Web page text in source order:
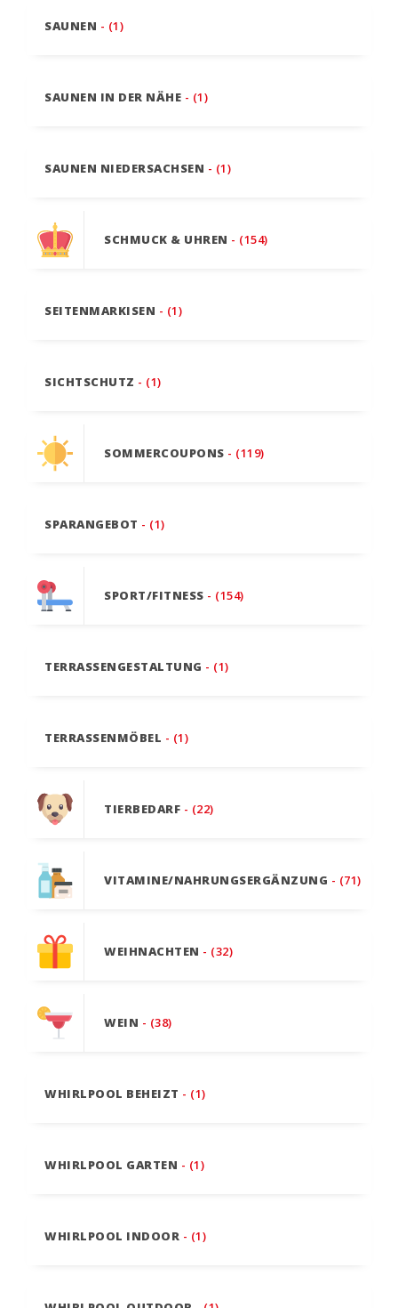
SAUNEN - (1)
SAUNEN IN DER NÄHE - (1)
SAUNEN NIEDERSACHSEN - (1)
SCHMUCK & UHREN - (154)
SEITENMARKISEN - (1)
SICHTSCHUTZ - (1)
SOMMERCOUPONS - (119)
SPARANGEBOT - (1)
SPORT/FITNESS - (154)
TERRASSENGESTALTUNG - (1)
TERRASSENMÖBEL - (1)
TIERBEDARF - (22)
VITAMINE/NAHRUNGSERGÄNZUNG - (71)
WEIHNACHTEN - (32)
WEIN - (38)
WHIRLPOOL BEHEIZT - (1)
WHIRLPOOL GARTEN - (1)
WHIRLPOOL INDOOR - (1)